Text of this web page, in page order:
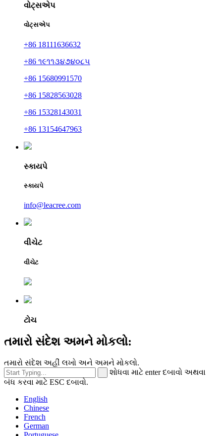
વોટ્સએપ
વોટ્સએપ
+86 18111636632
+86 ૧૯૧૧૩૪૭૪૦૮૫
+86 15680991570
+86 15828563028
+86 15328143031
+86 13154647963
સ્કાયપે
સ્કાયપે
info@leacree.com
વીચેટ
વીચેટ
ટોચ
તમારો સંદેશ અમને મોકલો:
તમારો સંદેશ અહીં લખો અને અમને મોકલો.
શોધવા માટે enter દબાવો અથવા
બંધ કરવા માટે ESC દબાવો.
English
Chinese
French
German